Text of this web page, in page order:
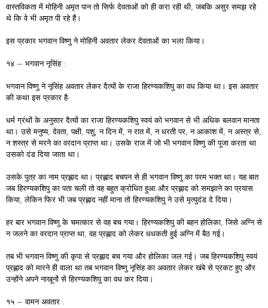
वास्तविकता में मोहिनी अमृत पान तो सिर्फ देवताओं को ही करा रही थी, जबकि असुर समझ रहे
थे कि वे भी अमृत पी रहे हैं।
इस प्रकार भगवान विष्णु ने मोहिनी अवतार लेकर देवताओं का भला किया।
१४ – भगवान नृसिंह :
भगवान विष्णु ने नृसिंह अवतार लेकर दैत्यों के राजा हिरण्यकशिपु का वध किया था। इस अवतार
की कथा इस प्रकार है-
धर्म ग्रंथों के अनुसार दैत्यों का राजा हिरण्यकशिपु स्वयं को भगवान से भी अधिक बलवान मानता
था। उसे मनुष्य, देवता, पक्षी, पशु, न दिन में, न रात में, न धरती पर, न आकाश में, न अस्त्र से,
न शस्त्र से मरने का वरदान प्राप्त था। उसके राज में जो भी भगवान विष्णु की पूजा करता था
उसको दंड दिया जाता था।
उसके पुत्र का नाम प्रह्लाद था। प्रह्लाद बचपन से ही भगवान विष्णु का परम भक्त था। यह बात
जब हिरण्यकशिपु का पता चली तो वह बहुत क्रोधित हुआ और प्रह्लाद को समझाने का प्रयास
किया, लेकिन फिर भी जब प्रह्लाद नहीं माना तो हिरण्यकशिपु ने उसे मृत्युदंड दे दिया।
हर बार भगवान विष्णु के चमत्कार से वह बच गया। हिरण्यकशिपु की बहन होलिका, जिसे अग्नि से
न जलने का वरदान प्राप्त था, वह प्रह्लाद को लेकर धधकती हुई अग्नि में बैठ गई।
तब भी भगवान विष्णु की कृपा से प्रह्लाद बच गया और होलिका जल गई। जब हिरण्यकशिपु स्वयं
प्रह्लाद को मारने ही वाला था तब भगवान विष्णु नृसिंह का अवतार लेकर खंबे से प्रकट हुए और
उन्होंने अपने नाखूनों से हिरण्यकशिपु का वध कर दिया।
१५ – वामन अवतार :